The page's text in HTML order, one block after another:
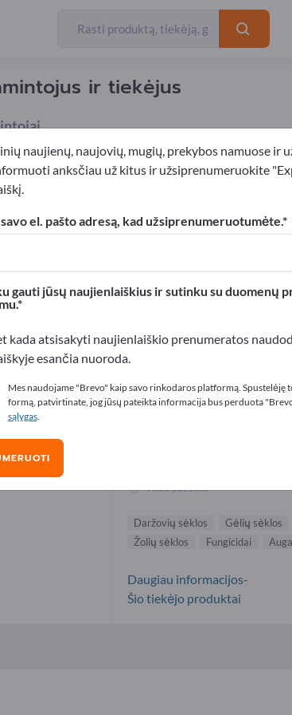
ir tiekėjus
Daržovių sėklos
kontaktai >> pradėkite čia
Exportpages svetainėje.
>> publikuokite čia
sėklos tiekėjai (1)
Visas pasaulis
Daržovių sėklos Gėlių sėklos
Žolių sėklos
Fungicidai
Daugiau informacijos-
Šio tiekėjo produktai
naujienų, naujovių, mugių, prekybos namuose ir
anksčiau už kitus ir užsiprenumeruokite
el. pašto adresą, kad užsiprenumeruotumėte.
gauti jūsų naujienlaiškius ir sutinku su duomenų
kada atsisakyti naujienlaiškio prenumeratos
esančia nuoroda.
Mes naudojame "Brevo" kaip savo rinkodaros platformą. Spustelėję
formą, patvirtinate, jog jūsų pateikta informacija bus perduota
sąlygas.